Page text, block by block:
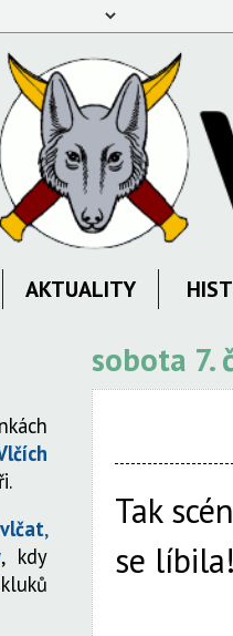
AKTUALITY
sobota 7.
Tak
se
,
, kdy